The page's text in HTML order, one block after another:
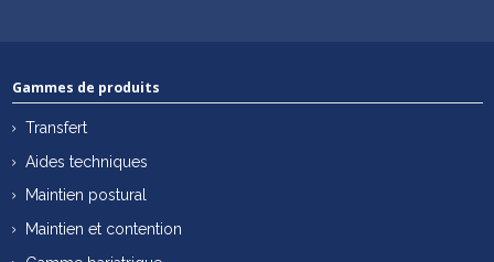
Gammes de produits
Transfert
Aides techniques
Maintien postural
Maintien et contention